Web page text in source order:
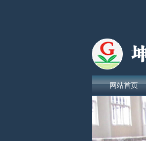
网站首页